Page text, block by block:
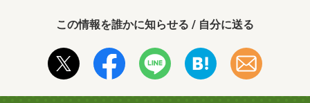
この情報を誰かに知らせる / 自分に送る